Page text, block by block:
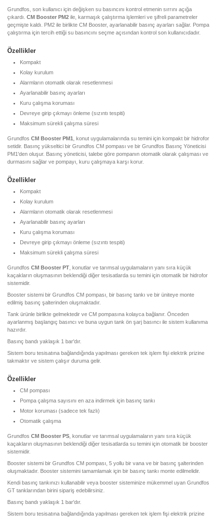
Grundfos, son kullanıcı için değişken su basıncını kontrol etmenin sırrını açığa
çıkardı. CM Booster PM2 ile, karmaşık çalıştırma işlemleri ve şifreli parametreler
geçmişte kaldı. PM2 ile birlikte CM Booster, ayarlanabilir basınç ayarları sağlar. Pompa
çalıştırma için tercih ettiği su basıncını seçme açısından kontrol son kullanıcıdadır.
Özellikler
Kompakt
Kolay kurulum
Alarmların otomatik olarak resetlenmesi
Ayarlanabilir basınç ayarları
Kuru çalışma koruması
Devreye girip çıkmayı önleme (sızıntı tespiti)
Maksimum sürekli çalışma süresi
Grundfos CM Booster PM1 , konut uygulamalarında su temini için kompakt bir hidrofor
setidir. Basınç yükseltici bir Grundfos CM pompası ve bir Grundfos Basınç Yöneticisi
PM1'den oluşur. Basınç yöneticisi, talebe göre pompanın otomatik olarak çalışması ve
durmasını sağlar ve pompayı, kuru çalışmaya karşı korur.
Özellikler
Kompakt
Kolay kurulum
Alarmların otomatik olarak resetlenmesi
Ayarlanabilir basınç ayarları
Kuru çalışma koruması
Devreye girip çıkmayı önleme (sızıntı tespiti)
Maksimum sürekli çalışma süresi
Grundfos CM Booster PT , konutlar ve tarımsal uygulamaların yanı sıra küçük
kaçakların oluşmasının beklendiği diğer tesisatlarda su temini için otomatik bir hidrofor
sistemidir.
Booster sistemi bir Grundfos CM pompası, bir basınç tankı ve bir üniteye monte
edilmiş basınç şalterinden oluşmaktadır.
Tank ürünle birlikte gelmektedir ve CM pompasına kolayca bağlanır. Önceden
ayarlanmış başlangıç basıncı ve buna uygun tank ön şarj basıncı ile sistem kullanıma
hazırdır.
Basınç bandı yaklaşık 1 bar'dır.
Sistem boru tesisatına bağlandığında yapılması gereken tek işlem fişi elektrik prizine
takmaktır ve sistem çalışır duruma gelir.
Özellikler
CM pompası
Pompa çalışma sayısını en aza indirmek için basınç tankı
Motor koruması (sadece tek fazlı)
Otomatik çalışma
Grundfos CM Booster PS , konutlar ve tarımsal uygulamaların yanı sıra küçük
kaçakların oluşmasının beklendiği diğer tesisatlarda su temini için otomatik bir booster
sistemidir.
Booster sistemi bir Grundfos CM pompası, 5 yollu bir vana ve bir basınç şalterinden
oluşmaktadır. Booster sistemini tamamlamak için bir basınç tankı monte edilmelidir.
Kendi basınç tankınızı kullanabilir veya booster sisteminize mükemmel uyan Grundfos
GT tanklarından birini sipariş edebilirsiniz.
Basınç bandı yaklaşık 1 bar'dır.
Sistem boru tesisatına bağlandığında yapılması gereken tek işlem fişi elektrik prizine